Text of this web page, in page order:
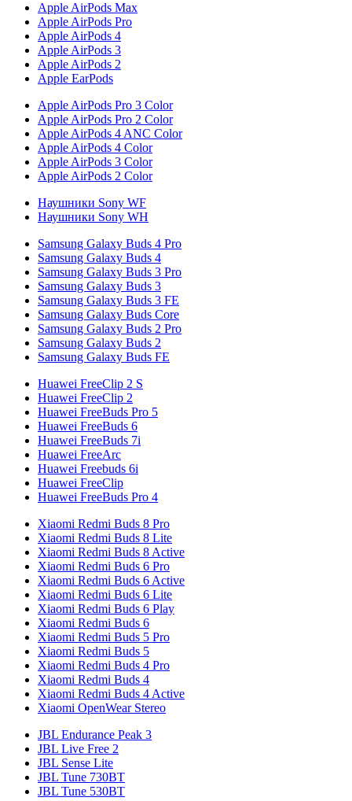
Apple AirPods Max
Apple AirPods Pro
Apple AirPods 4
Apple AirPods 3
Apple AirPods 2
Apple EarPods
Apple AirPods Pro 3 Color
Apple AirPods Pro 2 Color
Apple AirPods 4 ANC Color
Apple AirPods 4 Color
Apple AirPods 3 Color
Apple AirPods 2 Color
Наушники Sony WF
Наушники Sony WH
Samsung Galaxy Buds 4 Pro
Samsung Galaxy Buds 4
Samsung Galaxy Buds 3 Pro
Samsung Galaxy Buds 3
Samsung Galaxy Buds 3 FE
Samsung Galaxy Buds Core
Samsung Galaxy Buds 2 Pro
Samsung Galaxy Buds 2
Samsung Galaxy Buds FE
Huawei FreeClip 2 S
Huawei FreeClip 2
Huawei FreeBuds Pro 5
Huawei FreeBuds 6
Huawei FreeBuds 7i
Huawei FreeArc
Huawei Freebuds 6i
Huawei FreeClip
Huawei FreeBuds Pro 4
Xiaomi Redmi Buds 8 Pro
Xiaomi Redmi Buds 8 Lite
Xiaomi Redmi Buds 8 Active
Xiaomi Redmi Buds 6 Pro
Xiaomi Redmi Buds 6 Active
Xiaomi Redmi Buds 6 Lite
Xiaomi Redmi Buds 6 Play
Xiaomi Redmi Buds 6
Xiaomi Redmi Buds 5 Pro
Xiaomi Redmi Buds 5
Xiaomi Redmi Buds 4 Pro
Xiaomi Redmi Buds 4
Xiaomi Redmi Buds 4 Active
Xiaomi OpenWear Stereo
JBL Endurance Peak 3
JBL Live Free 2
JBL Sense Lite
JBL Tune 730BT
JBL Tune 530BT